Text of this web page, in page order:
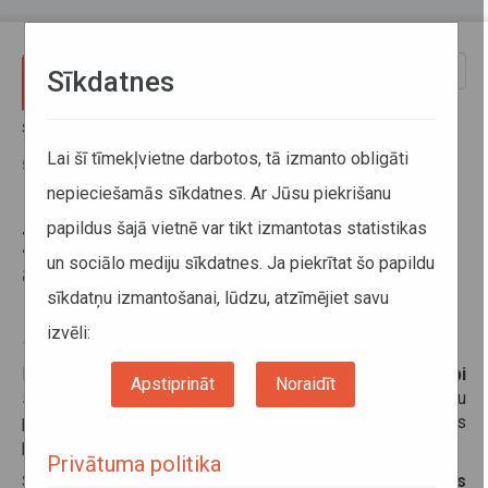
Sākums
561/2006 14. panta 2. punktu
Zviedrijā piemērota pagaidu
atkāpe saskaņā ar Regulas (EK)
Nr. 561/2006 14. panta 2. punktu
11. septembris 2025
Informējam, ka
Zviedrija ir izmantojusi pagaidu atkāpi
saskaņā ar Regulas (EK) Nr. 561/2006 14. panta 2. punktu
par vadīšanas laikiem, pārtraukumiem un atpūtas
periodiem.
Šī atkāpe ir pamatota ar
zemes nogruvumu uz Eiropas
Sīkdatnes
Lai šī tīmekļvietne darbotos, tā izmanto obligāti
nepieciešamās sīkdatnes. Ar Jūsu piekrišanu
papildus šajā vietnē var tikt izmantotas statistikas
un sociālo mediju sīkdatnes. Ja piekrītat šo papildu
sīkdatņu izmantošanai, lūdzu, atzīmējiet savu
izvēli:
Apstiprināt Noraidīt
Privātuma politika